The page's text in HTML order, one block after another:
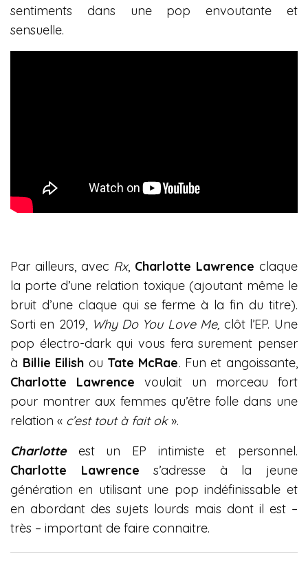
sentiments dans une pop envoutante et
sensuelle.
Par ailleurs, avec Rx, Charlotte Lawrence claque
la porte d’une relation toxique (ajoutant même le
bruit d’une claque qui se ferme à la fin du titre).
Sorti en 2019, Why Do You Love Me, clôt l’EP. Une
pop électro-dark qui vous fera surement penser
à Billie Eilish ou Tate McRae. Fun et angoissante,
Charlotte Lawrence voulait un morceau fort
pour montrer aux femmes qu’être folle dans une
relation « c’est tout à fait ok».
Charlotte
est un EP intimiste et personnel.
Charlotte Lawrence s’adresse à la jeune
génération en utilisant une pop indéfinissable et
en abordant des sujets lourds mais dont il est –
très – important de faire connaitre.